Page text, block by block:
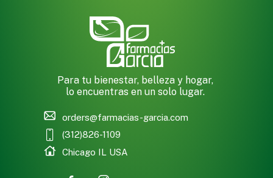
Para tu bienestar, belleza y hogar,
lo encuentras en un solo lugar.
orders@farmacias-garcia.com
(312)826-1109
Chicago IL USA